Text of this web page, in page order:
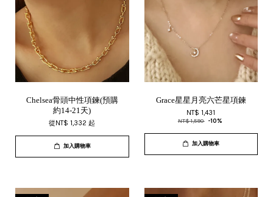
Chelsea骨頭中性項鍊(預購
約14-21天)
從NT$ 1,332起
加入購物車
Grace星星月亮六芒星項鍊
NT$ 1,431
NT$ 1,590 -10%
加入購物車